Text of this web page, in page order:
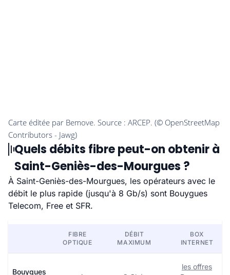
Quels débits fibre peut-on obtenir à
Saint-Geniès-des-Mourgues ?
À Saint-Geniès-des-Mourgues, les opérateurs avec le
débit le plus rapide (jusqu'à 8 Gb/s) sont Bouygues
Telecom, Free et SFR.
FIBRE
OPTIQUE
DÉBIT
MAXIMUM
BOX
INTERNET
Bouygues
les offres